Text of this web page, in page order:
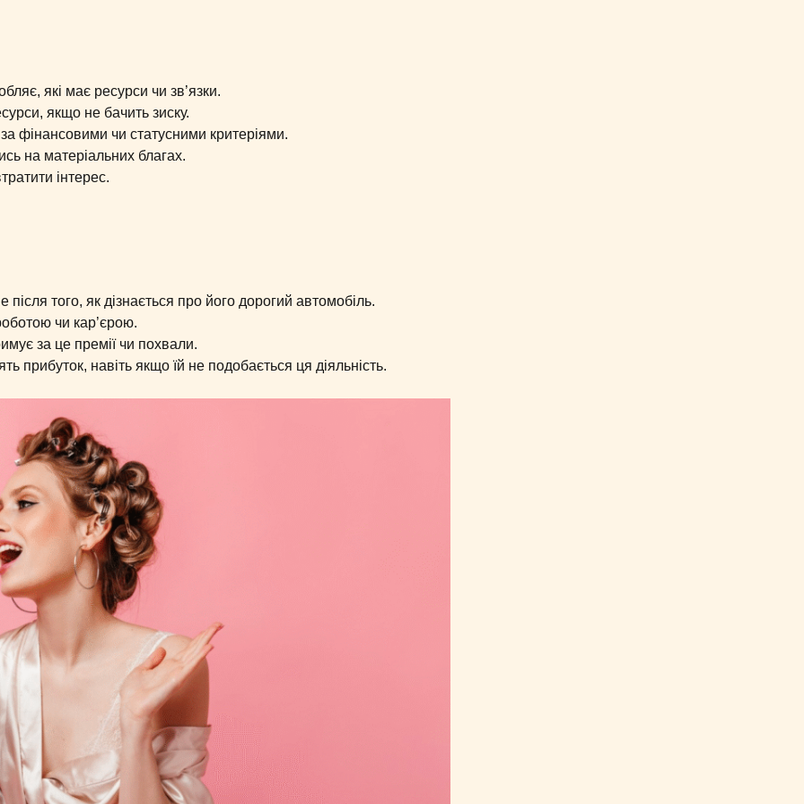
які має ресурси чи зв’язки.
якщо не бачить зиску.
фінансовими чи статусними критеріями.
на матеріальних благах.
інтерес.
того, як дізнається про його дорогий автомобіль.
чи кар’єрою.
за це премії чи похвали.
прибуток, навіть якщо їй не подобається ця діяльність.